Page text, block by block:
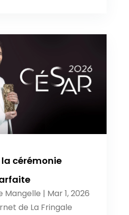
la cérémonie
Mangelle | Mar 1, 2026
de La Fringale